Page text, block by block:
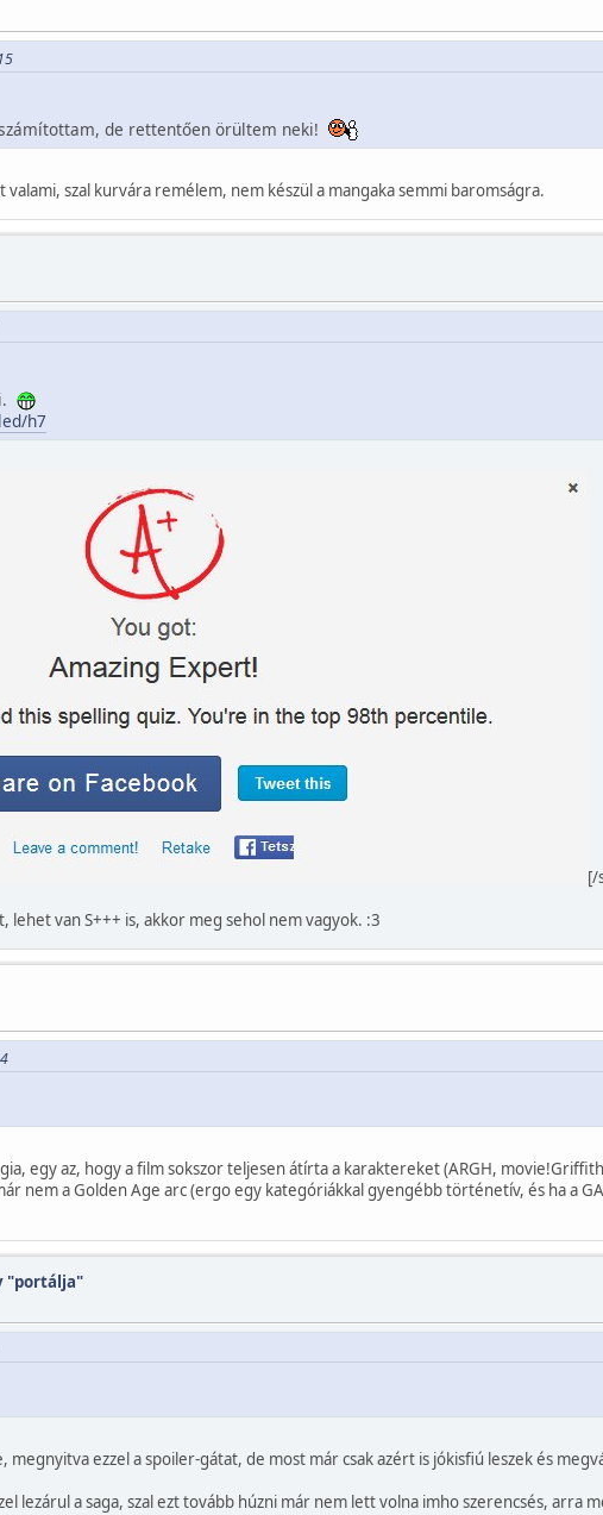
de rettentően örültem neki!
valami, szal kurvára remélem, nem készül a mangaka semmi baromságra.
h7
[/
van S+++ is, akkor meg sehol nem vagyok. :3
egy az, hogy a film sokszor teljesen átírta a karaktereket (ARGH,
nem a Golden Age arc (ergo egy kategóriákkal gyengébb történetív, és ha a
"portálja"
ezzel a spoiler-gátat, de most már csak azért is jókisfiú leszek és
lezárul a saga, szal ezt tovább húzni már nem lett volna imho szerencsés, arra